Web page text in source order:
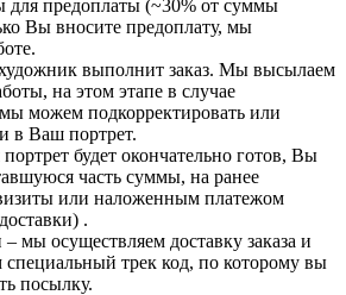
для предоплаты (~30% от суммы
Вы вносите предоплату, мы
выполнит заказ. Мы высылаем
на этом этапе в случае
можем подкорректировать или
в Ваш портрет.
будет окончательно готов, Вы
часть суммы, на ранее
или наложенным платежом
.
мы осуществляем доставку заказа и
специальный трек код, по которому вы
посылку.